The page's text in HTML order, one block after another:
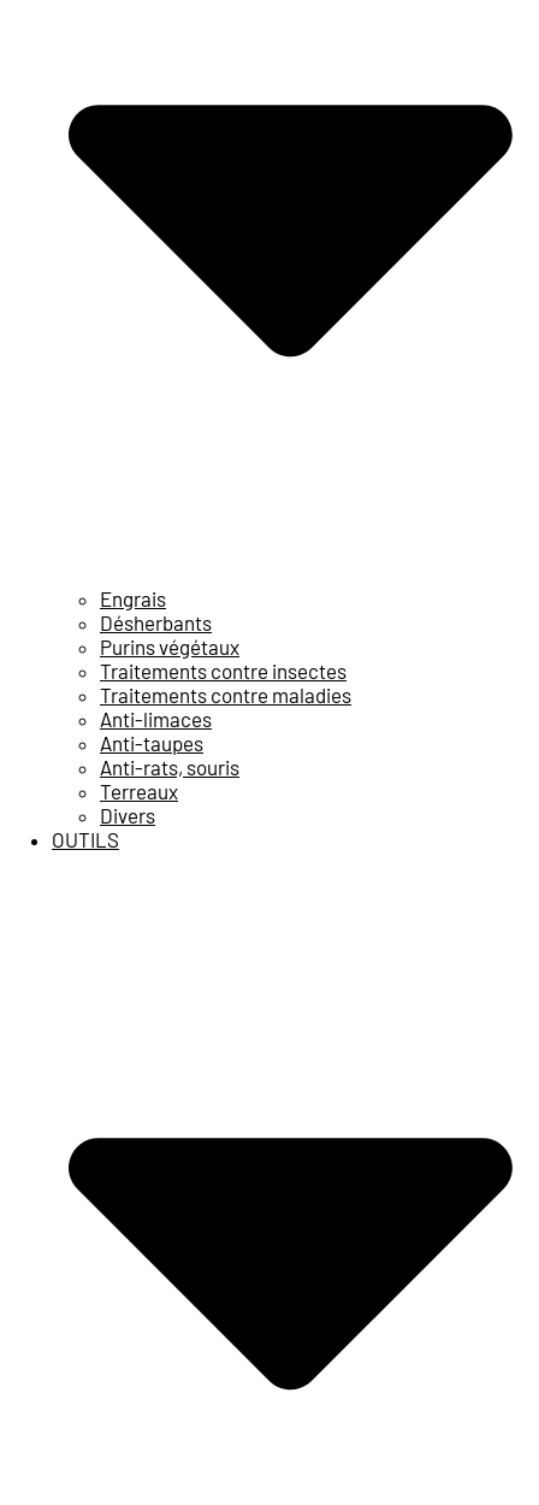
Engrais
Désherbants
Purins végétaux
Traitements contre insectes
Traitements contre maladies
Anti-limaces
Anti-taupes
Anti-rats, souris
Terreaux
Divers
OUTILS